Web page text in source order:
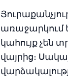
առաջարկում
կահույք չեն
վայրից։